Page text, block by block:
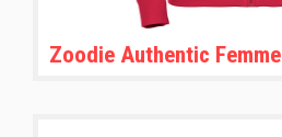
Zoodie Authentic Femme